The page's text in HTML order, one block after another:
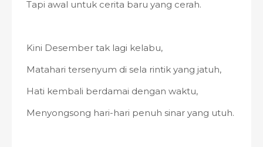
Tapi awal untuk cerita baru yang cerah.
Kini Desember tak lagi kelabu,
Matahari tersenyum di sela rintik yang jatuh,
Hati kembali berdamai dengan waktu,
Menyongsong hari-hari penuh sinar yang utuh.